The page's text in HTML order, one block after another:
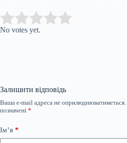
Rate this item:
No votes yet.
Залишити відповідь
Ваша e-mail адреса не оприлюднюватиметься.
позначені *
Ім’я *